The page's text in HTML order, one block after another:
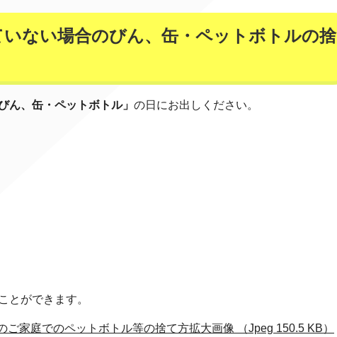
ない場合のびん、缶・ペットボトルの捨
びん、缶・ペットボトル」 の日にお出しください。
とができます。
家庭でのペットボトル等の捨て方拡大画像 （Jpeg 150.5 KB）